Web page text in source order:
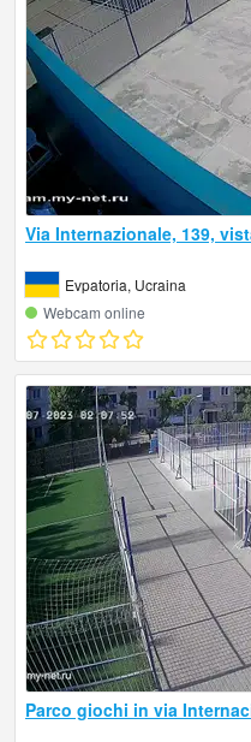
Via Internazionale, 139,
Evpatoria, Ucraina
Webcam online
Parco giochi in via